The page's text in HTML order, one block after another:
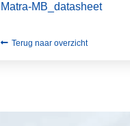
Matra-MB_datasheet
Terug naar overzicht